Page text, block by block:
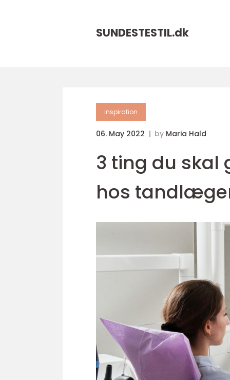
SUNDESTESTIL.dk
inspiration
06. May 2022 by Maria Hald
3 ting du skal
hos